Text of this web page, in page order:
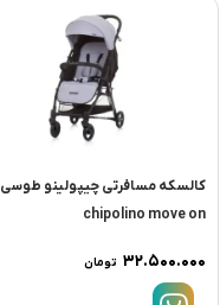
کالسکه مسافرتی چیپولینو طوسی
chipolino move on
۳۲.۵۰۰.۰۰۰ تومان